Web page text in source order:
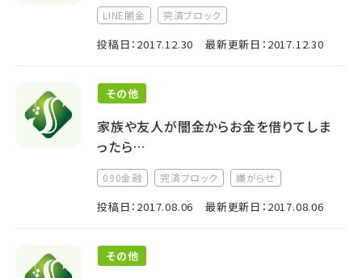
LINE闇金 完済ブロック
投稿日：2017.12.30 最新更新日：2017.12.30
その他
家族や友人が闇金からお金を借りてしま
ったら…
090金融 完済ブロック 嫌がらせ
投稿日：2017.08.06 最新更新日：2017.08.06
その他